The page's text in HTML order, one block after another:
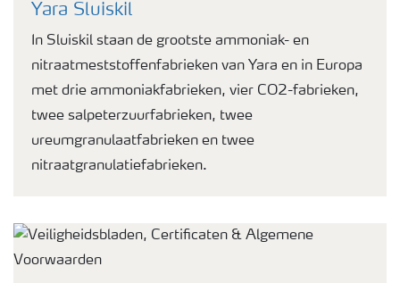
Yara Sluiskil
In Sluiskil staan de grootste ammoniak- en
nitraatmeststoffenfabrieken van Yara en in Europa
met drie ammoniakfabrieken, vier CO2-fabrieken,
twee salpeterzuurfabrieken, twee
ureumgranulaatfabrieken en twee
nitraatgranulatiefabrieken.